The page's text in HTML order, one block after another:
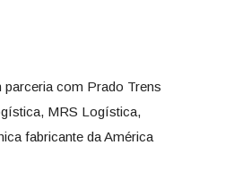
parceria com Prado Trens
MRS Logística,
fabricante da América